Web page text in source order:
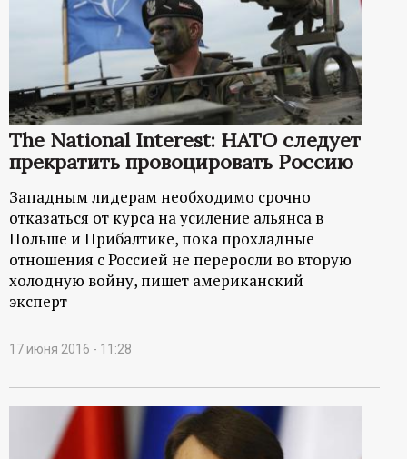
The National Interest: НАТО следует
прекратить провоцировать Россию
Западным лидерам необходимо срочно
отказаться от курса на усиление альянса в
Польше и Прибалтике, пока прохладные
отношения с Россией не переросли во вторую
холодную войну, пишет американский
эксперт
17 июня 2016 - 11:28